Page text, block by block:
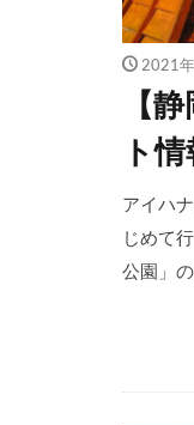
2021
【
ト
アイハ
じめて
公園」